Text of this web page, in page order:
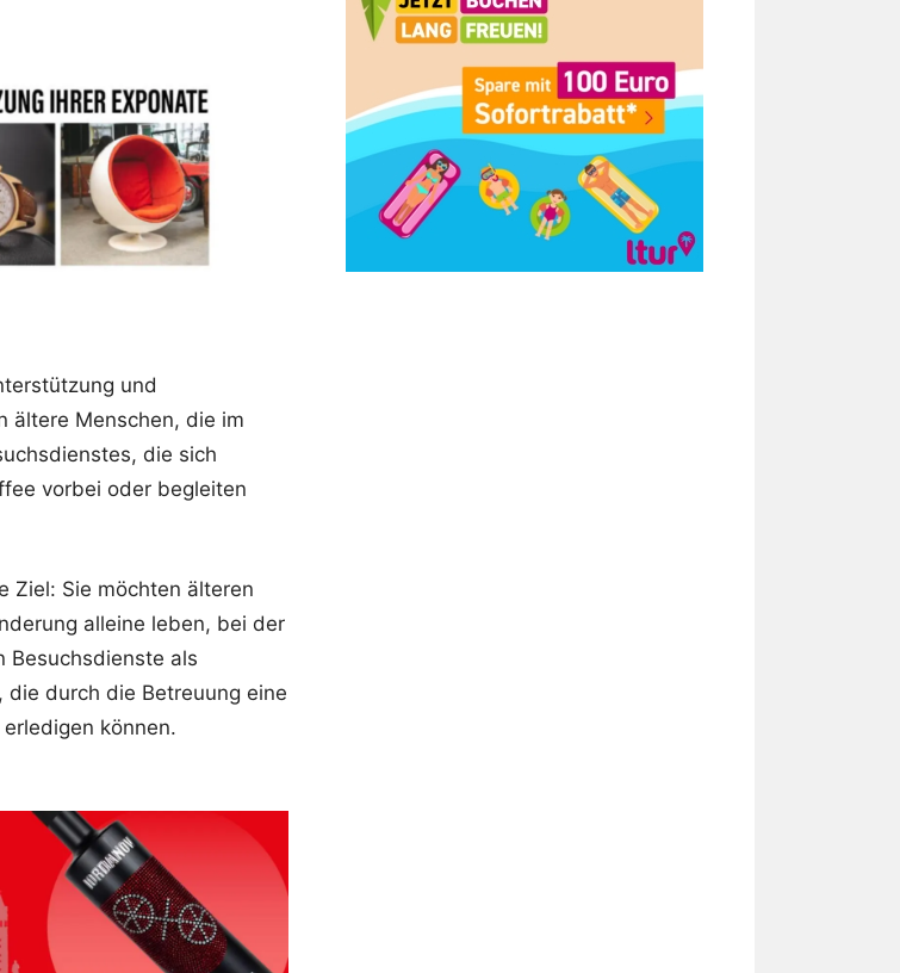
und
ältere Menschen, die im
die sich
vorbei oder begleiten
Ziel: Sie möchten älteren
alleine leben, bei der
Besuchsdienste als
durch die Betreuung eine
können.